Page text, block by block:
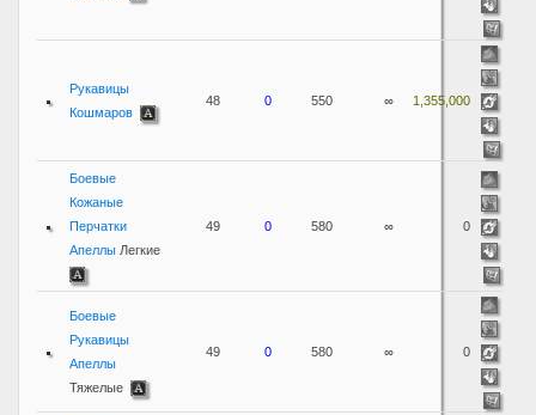
Рукавицы
Кошмаров
48 0 550 ∞ 1,355,000
Боевые
Кожаные
Перчатки
Апеллы Легкие
49 0 580 ∞ 0
Боевые
Рукавицы
Апеллы
Тяжелые
49 0 580 ∞ 0